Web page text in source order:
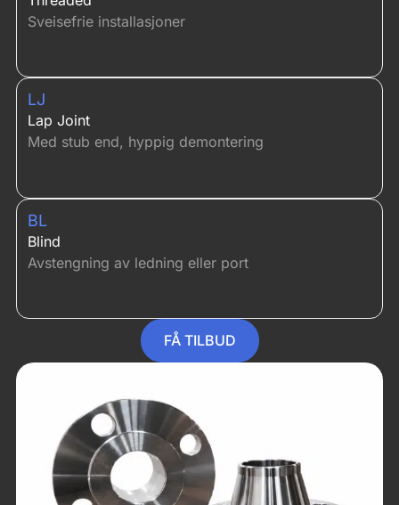
Sveisefrie installasjoner
LJ
Lap Joint
Med stub end, hyppig demontering
BL
Blind
Avstengning av ledning eller port
FÅ TILBUD